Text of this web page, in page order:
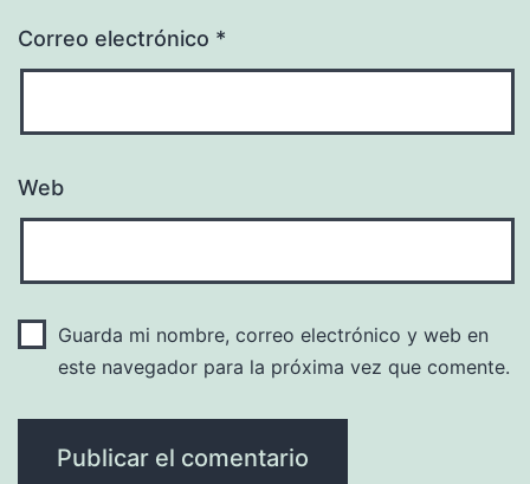
Correo electrónico *
Web
Guarda mi nombre, correo electrónico y web en
este navegador para la próxima vez que comente.